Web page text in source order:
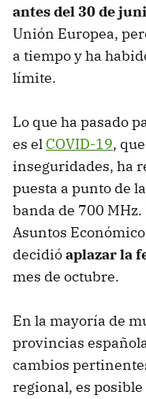
antes del 30 de
Unión Europea,
a tiempo y ha
límite.
Lo que ha pasado
es el COVID-19,
inseguridades, ha
puesta a punto de
banda de 700
Asuntos
decidióaplazar la
mes de octubre.
En la mayoría de
provincias
cambios
regional, es